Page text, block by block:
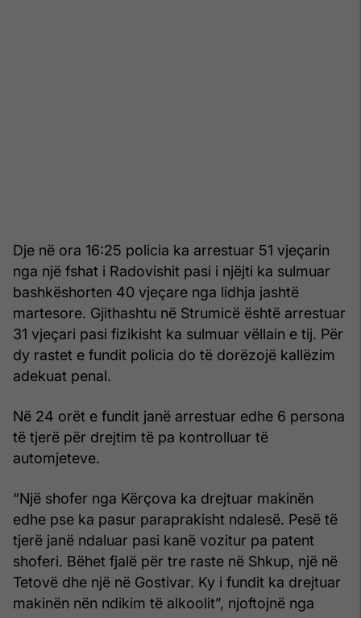
Dje në ora 16:25 policia ka arrestuar 51 vjeçarin
nga një fshat i Radovishit pasi i njëjti ka sulmuar
bashkëshorten 40 vjeçare nga lidhja jashtë
martesore. Gjithashtu në Strumicë është arrestuar
31 vjeçari pasi fizikisht ka sulmuar vëllain e tij. Për
dy rastet e fundit policia do të dorëzojë kallëzim
adekuat penal.
Në 24 orët e fundit janë arrestuar edhe 6 persona
të tjerë për drejtim të pa kontrolluar të
automjeteve.
“Një shofer nga Kërçova ka drejtuar makinën
edhe pse ka pasur paraprakisht ndalesë. Pesë të
tjerë janë ndaluar pasi kanë vozitur pa patent
shoferi. Bëhet fjalë për tre raste në Shkup, një në
Tetovë dhe një në Gostivar. Ky i fundit ka drejtuar
makinën nën ndikim të alkoolit”, njoftojnë nga